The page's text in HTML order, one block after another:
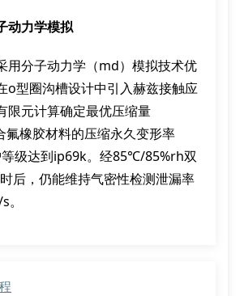
动力学模拟
用分子动力学（md）模拟技术优
o型圈沟槽设计中引入赫兹接触应
限元计算确定最优压缩量
氟橡胶材料的压缩永久变形率
等级达到ip69k。经85℃/85%rh双
后，仍能维持气密性检测泄漏率